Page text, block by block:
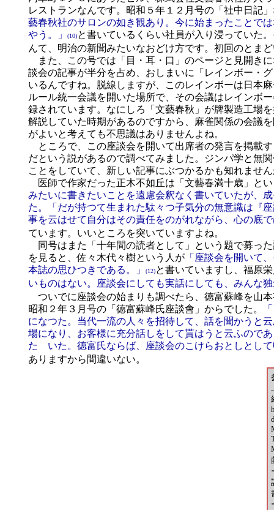
レストランなんです。昭和５年１２月号の「社中日記
藝春秋社のサロンの如き観あり。今に始まったことで
やう。」
(10)と書いているくらい社員が入り浸っていた
んて、明治の新聞みたいなおどけ方です。初回のとま
また、この号では「目・耳・口」のページと見開き
談会の記事が半分を占め、おしまいに「レインボー・
いるんですね。脱線しますが、このレインボーは日本
ルール統一会議を開いた場所で、その会議はレインボ
録されています。なにしろ「文藝春秋」が牌製造工場
解説していた時期があるのですから、麻雀関係の会議
がよいと考えても不思議はありませんよね。
ところで、この座談会を開いて出席者の発言を掲載
だという説があるので調べてみました。ジンパ学と無
ことをしていて、新しい記事にぶつかるかも知れませ
医師で作家だった正木不如丘は「文藝春満十歳」と
みたいに書きたいことを遠慮会釈なく書いていたが、
た。「だが持つて生まれた駄々つ子気分の無意識は『
事を云はせて自分はその責任をのがれながら、心の底
ています。いいところを突いていますよね。
同号はまた「十年間の読者として」という題で募っ
を見ると、佐々木代々樹という人が 「座談会を開いて
本誌の思ひつきである。」
(12)と書いていますし、福原
いものはない。座談会にしても実話にしても、みんな
ついでに座談会の始まりも調べたら、徳富蘇峰を山
昭和２年３月号の「徳富蘇峰氏座談會」からでした。
になつた。当代一流の人々を招待して、話を聞かうと
場になり、お客様に充分話しをして貰はうと云ふので
たゞいた。徳富氏ならば、座談会のこけらおとしとし
ありますから間違いない。